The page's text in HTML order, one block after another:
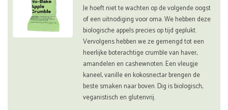
Je hoeft niet te wachten op de volgende oogst
of een uitnodiging voor oma. We hebben deze
biologische appels precies op tijd geplukt.
Vervolgens hebben we ze gemengd tot een
heerlijke boterachtige crumble van haver,
amandelen en cashewnoten. Een vleugje
kaneel, vanille en kokosnectar brengen de
beste smaken naar boven. Dig is biologisch,
veganistisch en glutenvrij.